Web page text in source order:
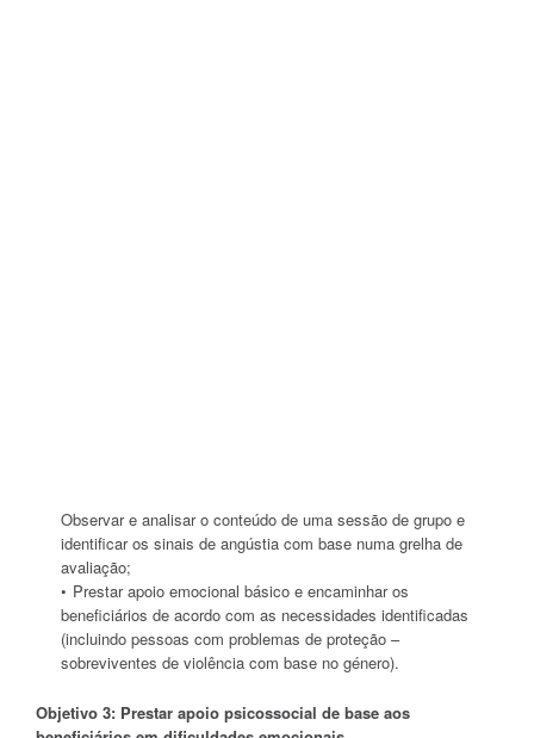
Observar e analisar o conteúdo de uma sessão de grupo e
identificar os sinais de angústia com base numa grelha de
avaliação;
Prestar apoio emocional básico e encaminhar os
beneficiários de acordo com as necessidades identificadas
(incluindo pessoas com problemas de proteção –
sobreviventes de violência com base no género).
Objetivo 3: Prestar apoio psicossocial de base aos